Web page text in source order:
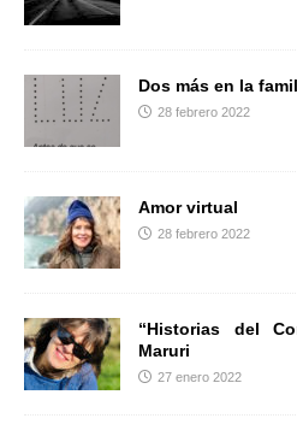
Dos más en la
28 febrero 2022
Amor virtual
28 febrero 2022
“Historias del
Maruri
27 enero 2022